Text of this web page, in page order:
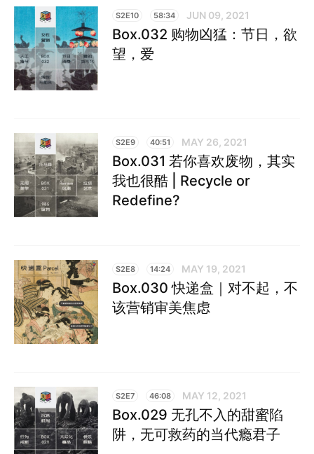
S2E10 58:34 JUN 09, 2021
Box.032 购物凶猛：节日，欲
望，爱
S2E9 40:51 MAY 26, 2021
Box.031 若你喜欢废物，其实
我也很酷 | Recycle or
Redefine?
S2E8 14:24 MAY 19, 2021
Box.030 快递盒｜对不起，不
该营销审美焦虑
S2E7 46:08 MAY 12, 2021
Box.029 无孔不入的甜蜜陷
阱，无可救药的当代瘾君子